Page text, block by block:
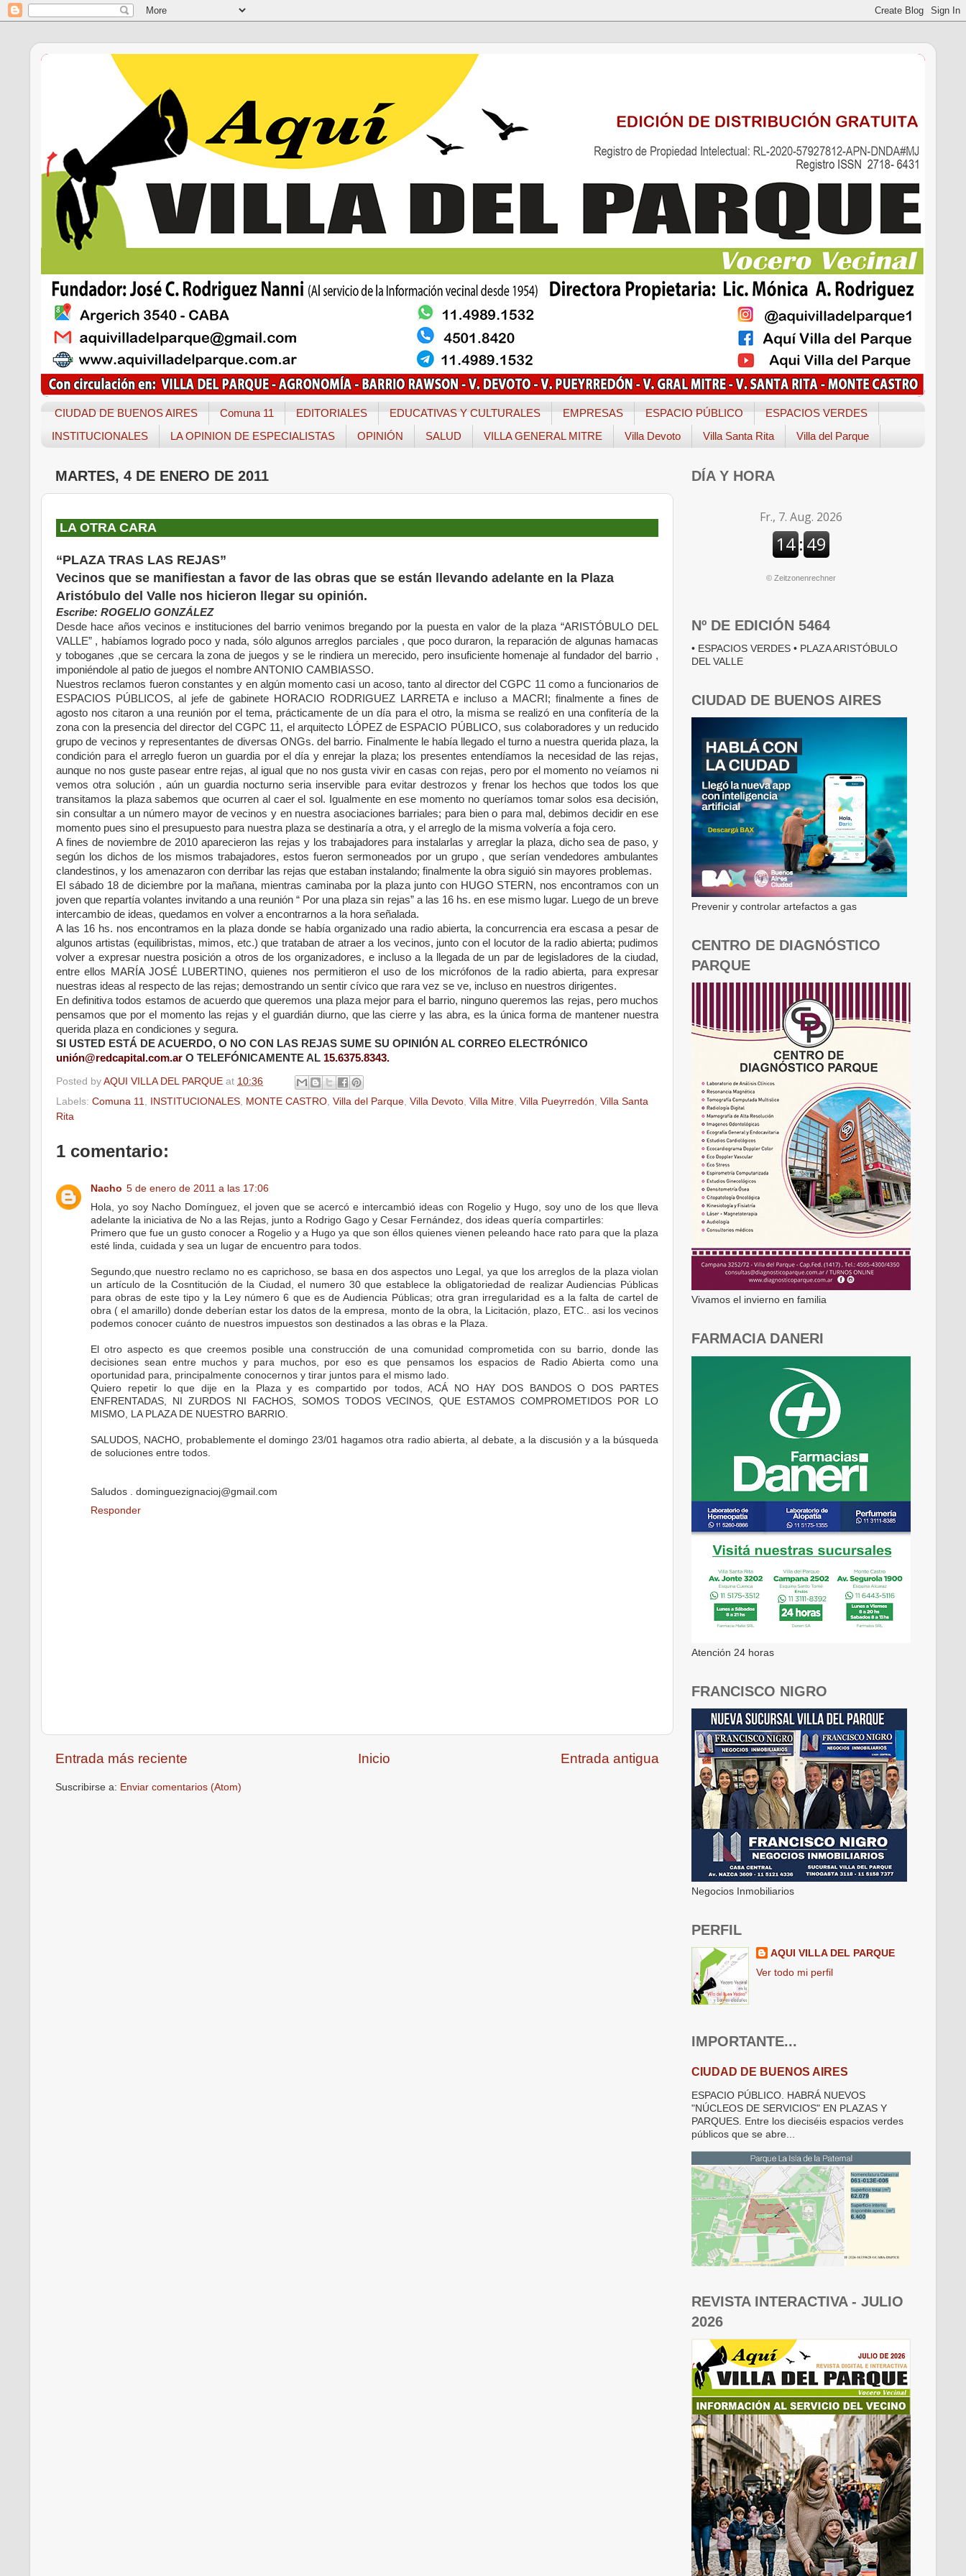
CIUDAD DE BUENOS AIRES Comuna 11 EDITORIALES EDUCATIVAS Y CULTURALES EMPRESAS ESPACIO PÚBLICO
ESPACIOS VERDES
INSTITUCIONALES
LA OPINION DE ESPECIALISTAS OPINIÓN SALUD VILLA GENERAL MITRE Villa Devoto Villa Santa Rita Villa del Parque
MARTES, 4 DE ENERO DE 2011
LA OTRA CARA
“PLAZA TRAS LAS REJAS”
Vecinos que se manifiestan a favor de las obras que se están llevando adelante en la Plaza
Aristóbulo del Valle nos hicieron llegar su opinión.
Escribe: ROGELIO GONZÁLEZ
Desde hace años vecinos e instituciones del barrio venimos bregando por la puesta en valor de la plaza “ARISTÓBULO DEL
VALLE” , habíamos logrado poco y nada, sólo algunos arreglos parciales , que poco duraron, la reparación de algunas hamacas
y toboganes ,que se cercara la zona de juegos y se le rindiera un merecido, pero insuficiente homenaje al fundador del barrio ,
imponiéndole al patio de juegos el nombre ANTONIO CAMBIASSO.
Nuestros reclamos fueron constantes y en algún momento casi un acoso, tanto al director del CGPC 11 como a funcionarios de
ESPACIOS PÚBLICOS, al jefe de gabinete HORACIO RODRIGUEZ LARRETA e incluso a MACRI; finalmente a fines de
agosto nos citaron a una reunión por el tema, prácticamente de un día para el otro, la misma se realizó en una confitería de la
zona con la presencia del director del CGPC 11, el arquitecto LÓPEZ de ESPACIO PÚBLICO, sus colaboradores y un reducido
grupo de vecinos y representantes de diversas ONGs. del barrio. Finalmente le había llegado el turno a nuestra querida plaza, la
condición para el arreglo fueron un guardia por el día y enrejar la plaza; los presentes entendíamos la necesidad de las rejas,
aunque no nos guste pasear entre rejas, al igual que no nos gusta vivir en casas con rejas, pero por el momento no veíamos ni
vemos otra solución , aún un guardia nocturno seria inservible para evitar destrozos y frenar los hechos que todos los que
transitamos la plaza sabemos que ocurren al caer el sol. Igualmente en ese momento no queríamos tomar solos esa decisión,
sin consultar a un número mayor de vecinos y en nuestra asociaciones barriales; para bien o para mal, debimos decidir en ese
momento pues sino el presupuesto para nuestra plaza se destinaría a otra, y el arreglo de la misma volvería a foja cero.
A fines de noviembre de 2010 aparecieron las rejas y los trabajadores para instalarlas y arreglar la plaza, dicho sea de paso, y
según los dichos de los mismos trabajadores, estos fueron sermoneados por un grupo , que serían vendedores ambulantes
clandestinos, y los amenazaron con derribar las rejas que estaban instalando; finalmente la obra siguió sin mayores problemas.
El sábado 18 de diciembre por la mañana, mientras caminaba por la plaza junto con HUGO STERN, nos encontramos con un
joven que repartía volantes invitando a una reunión “ Por una plaza sin rejas” a las 16 hs. en ese mismo lugar. Luego de un breve
intercambio de ideas, quedamos en volver a encontrarnos a la hora señalada.
A las 16 hs. nos encontramos en la plaza donde se había organizado una radio abierta, la concurrencia era escasa a pesar de
algunos artistas (equilibristas, mimos, etc.) que trataban de atraer a los vecinos, junto con el locutor de la radio abierta; pudimos
volver a expresar nuestra posición a otros de los organizadores, e incluso a la llegada de un par de legisladores de la ciudad,
entre ellos MARÍA JOSÉ LUBERTINO, quienes nos permitieron el uso de los micrófonos de la radio abierta, para expresar
nuestras ideas al respecto de las rejas; demostrando un sentir cívico que rara vez se ve, incluso en nuestros dirigentes.
En definitiva todos estamos de acuerdo que queremos una plaza mejor para el barrio, ninguno queremos las rejas, pero muchos
pensamos que por el momento las rejas y el guardián diurno, que las cierre y las abra, es la única forma de mantener nuestra
querida plaza en condiciones y segura.
SI USTED ESTÁ DE ACUERDO, O NO CON LAS REJAS SUME SU OPINIÓN AL CORREO ELECTRÓNICO
unión@redcapital.com.ar O TELEFÓNICAMENTE AL 15.6375.8343.
Posted by AQUI VILLA DEL PARQUE at 10:36
Labels: Comuna 11 INSTITUCIONALES MONTE CASTRO Villa del Parque Villa Devoto Villa Mitre Villa Pueyrredón Villa Santa
Rita
1 comentario:
Nacho 5 de enero de 2011 a las 17:06
Hola, yo soy Nacho Domínguez, el joven que se acercó e intercambió ideas con Rogelio y Hugo, soy uno de los que lleva
adelante la iniciativa de No a las Rejas, junto a Rodrigo Gago y Cesar Fernández, dos ideas quería compartirles:
Primero que fue un gusto conocer a Rogelio y a Hugo ya que son éllos quienes vienen peleando hace rato para que la plaza
esté linda, cuidada y sea un lugar de encuentro para todos.
Segundo,que nuestro reclamo no es caprichoso, se basa en dos aspectos uno Legal, ya que los arreglos de la plaza violan
un artículo de la Cosntitución de la Ciudad, el numero 30 que establece la obligatoriedad de realizar Audiencias Públicas
para obras de este tipo y la Ley número 6 que es de Audiencia Públicas; otra gran irregularidad es a la falta de cartel de
obra ( el amarillo) donde deberían estar los datos de la empresa, monto de la obra, la Licitación, plazo, ETC.. asi los vecinos
podemos conocer cuánto de nuestros impuestos son destinados a las obras e la Plaza.
El otro aspecto es que creemos posible una construcción de una comunidad comprometida con su barrio, donde las
decisiones sean entre muchos y para muchos, por eso es que pensamos los espacios de Radio Abierta como una
oportunidad para, principalmente conocernos y tirar juntos para el mismo lado.
Quiero repetir lo que dije en la Plaza y es compartido por todos, ACÁ NO HAY DOS BANDOS O DOS PARTES
ENFRENTADAS, NI ZURDOS NI FACHOS, SOMOS TODOS VECINOS, QUE ESTAMOS COMPROMETIDOS POR LO
MISMO, LA PLAZA DE NUESTRO BARRIO.
SALUDOS, NACHO, probablemente el domingo 23/01 hagamos otra radio abierta, al debate, a la discusión y a la búsqueda
de soluciones entre todos.
Saludos . dominguezignacioj@gmail.com
Responder
Entrada más reciente Entrada antigua
Inicio
Suscribirse a: Enviar comentarios (Atom)
DÍA Y HORA
© Zeitzonenrechner
Nº DE EDICIÓN 5464
• ESPACIOS VERDES • PLAZA ARISTÓBULO
DEL VALLE
CIUDAD DE BUENOS AIRES
Prevenir y controlar artefactos a gas
CENTRO DE DIAGNÓSTICO
PARQUE
Vivamos el invierno en familia
FARMACIA DANERI
Atención 24 horas
FRANCISCO NIGRO
Negocios Inmobiliarios
PERFIL
AQUI VILLA DEL PARQUE
Ver todo mi perfil
IMPORTANTE...
CIUDAD DE BUENOS AIRES
ESPACIO PÚBLICO. HABRÁ NUEVOS
"NÚCLEOS DE SERVICIOS" EN PLAZAS Y
PARQUES. Entre los dieciséis espacios verdes
públicos que se abre...
REVISTA INTERACTIVA - JULIO
2026